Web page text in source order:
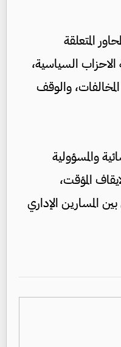
المتعلقة
الاحزاب السياسية،
والوقف
والمسؤولية
المؤقت،
المسارين الإداري